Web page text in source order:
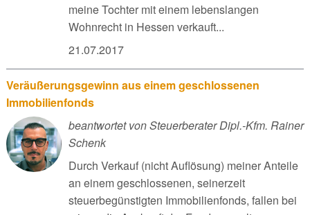
meine Tochter mit einem lebenslangen
Wohnrecht in Hessen verkauft...
21.07.2017
Veräußerungsgewinn aus einem geschlossenen
Immobilienfonds
beantwortet von Steuerberater Dipl.-Kfm. Rainer
Schenk
Durch Verkauf (nicht Auflösung) meiner Anteile
an einem geschlossenen, seinerzeit
steuerbegünstigten Immobilienfonds, fallen bei